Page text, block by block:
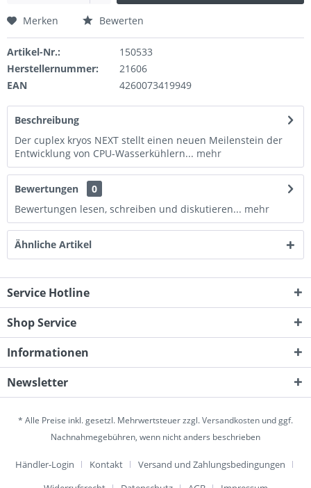
Merken Bewerten
Artikel-Nr.:
150533
Herstellernummer:
21606
EAN
4260073419949
Beschreibung
Der cuplex kryos NEXT stellt einen neuen Meilenstein der
Entwicklung von CPU-Wasserkühlern... mehr
Bewertungen
0
Bewertungen lesen, schreiben und diskutieren... mehr
Ähnliche Artikel
Service Hotline
Shop Service
Informationen
Newsletter
* Alle Preise inkl. gesetzl. Mehrwertsteuer zzgl.Versandkosten und ggf.
Nachnahmegebühren, wenn nicht anders beschrieben
Händler-Login Kontakt
Versand und Zahlungsbedingungen